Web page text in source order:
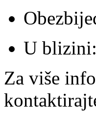
U
Za više